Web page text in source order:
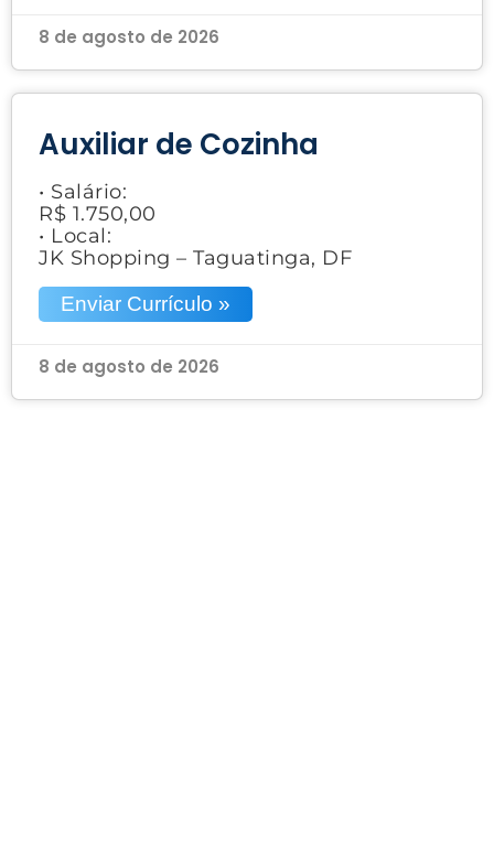
8 de agosto de 2026
Auxiliar de Cozinha
• Salário:
R$ 1.750,00
• Local:
JK Shopping – Taguatinga, DF
Enviar Currículo »
8 de agosto de 2026